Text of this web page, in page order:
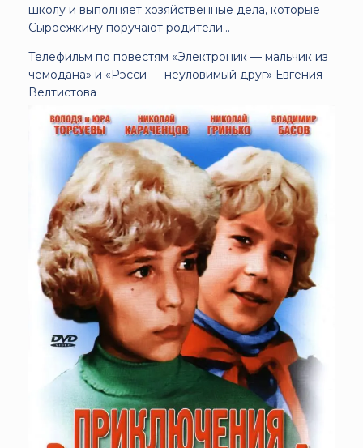
школу и выполняет хозяйственные дела, которые
Сыроежкину поручают родители...
Телефильм по повестям «Электроник — мальчик из
чемодана» и «Рэсси — неуловимый друг» Евгения
Велтистова